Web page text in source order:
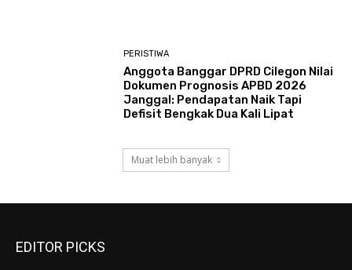
PERISTIWA
Anggota Banggar DPRD Cilegon Nilai
Dokumen Prognosis APBD 2026
Janggal: Pendapatan Naik Tapi
Defisit Bengkak Dua Kali Lipat
Muat lebih banyak
EDITOR PICKS